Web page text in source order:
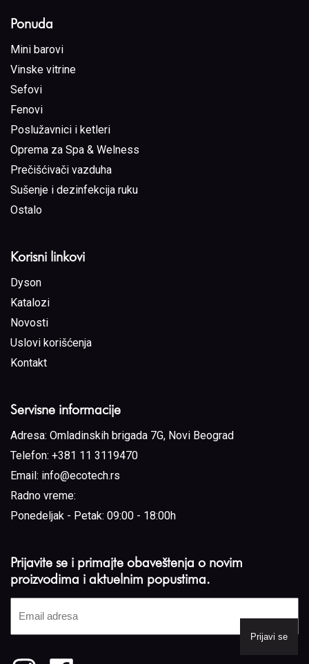
Ponuda
Mini barovi
Vinske vitrine
Sefovi
Fenovi
Poslužavnici i ketleri
Oprema za Spa & Welness
Prečišćivači vazduha
Sušenje i dezinfekcija ruku
Ostalo
Korisni linkovi
Dyson
Katalozi
Novosti
Uslovi korišćenja
Kontakt
Servisne informacije
Adresa: Omladinskih brigada 7G, Novi Beograd
Telefon: +381 11 3119470
Email: info@ecotech.rs
Radno vreme:
Ponedeljak - Petak: 09:00 - 18:00h
Prijavite se i primajte obaveštenja o novim
proizvodima i aktuelnim popustima.
adresa